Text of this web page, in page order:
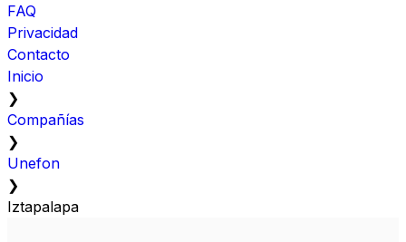
FAQ
Privacidad
Contacto
Inicio
❯
Compañías
❯
Unefon
❯
Iztapalapa